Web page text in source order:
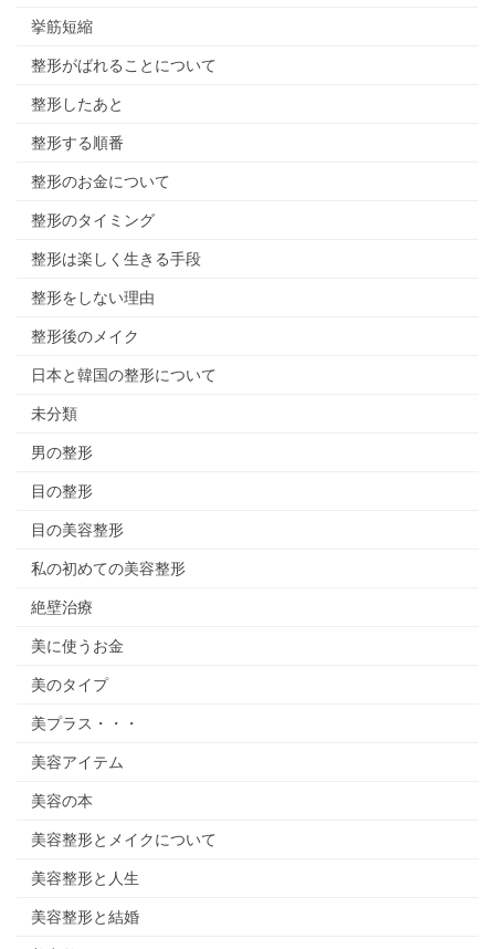
挙筋短縮
整形がばれることについて
整形したあと
整形する順番
整形のお金について
整形のタイミング
整形は楽しく生きる手段
整形をしない理由
整形後のメイク
日本と韓国の整形について
未分類
男の整形
目の整形
目の美容整形
私の初めての美容整形
絶壁治療
美に使うお金
美のタイプ
美プラス・・・
美容アイテム
美容の本
美容整形とメイクについて
美容整形と人生
美容整形と結婚